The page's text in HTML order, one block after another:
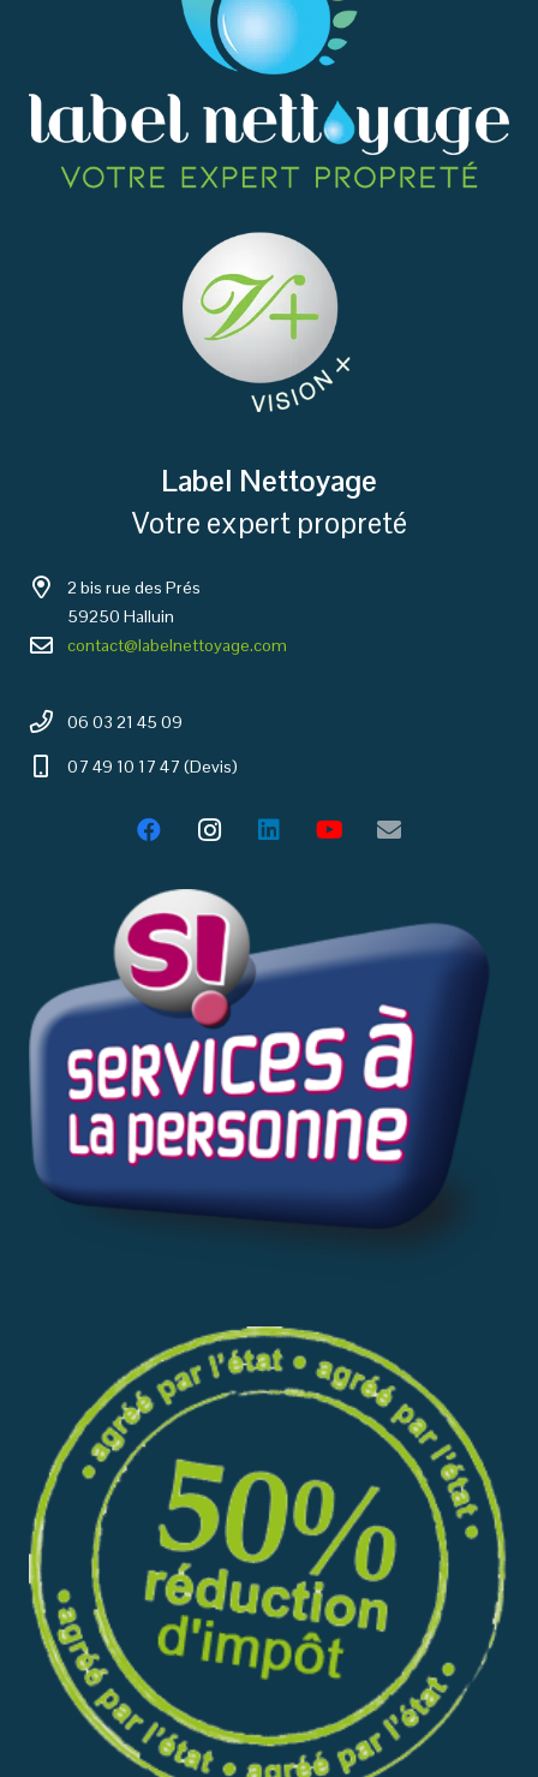
Label Nettoyage
Votre expert propreté
2 bis rue des Prés
59250 Halluin
contact@labelnettoyage.com
06 03 21 45 09
07 49 10 17 47 (Devis)